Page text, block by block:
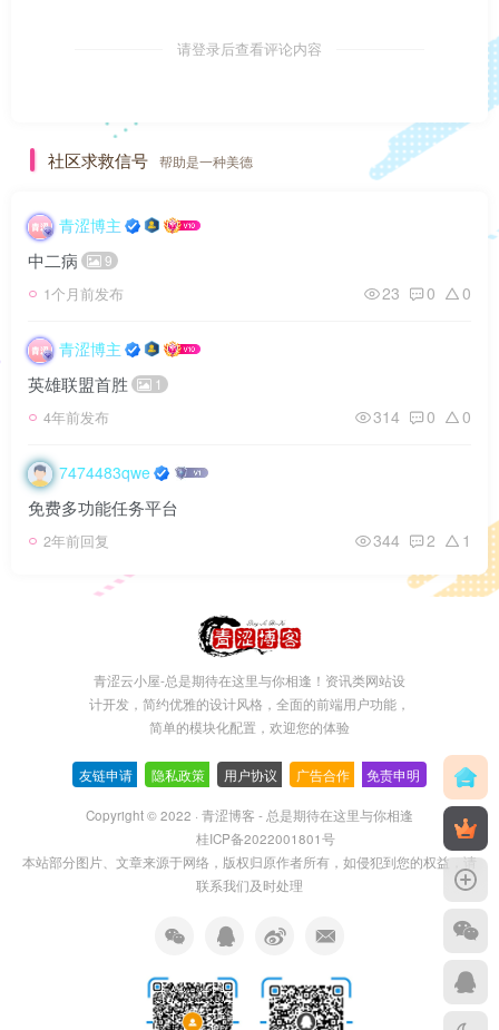
请登录后查看评论内容
社区求救信号 帮助是一种美德
青涩博主
中二病 9
1个月前发布 23 0 0
青涩博主
英雄联盟首胜 1
4年前发布 314 0 0
7474483qwe
免费多功能任务平台
2年前回复 344 2 1
青涩云小屋-总是期待在这里与你相逢！资讯类网站设
计开发，简约优雅的设计风格，全面的前端用户功能，
简单的模块化配置，欢迎您的体验
友链申请 隐私政策 用户协议 广告合作 免责申明
Copyright © 2022 · 青涩博客 - 总是期待在这里与你相逢
桂ICP备2022001801号
本站部分图片、文章来源于网络，版权归原作者所有，如侵犯到您的权益，请
联系我们及时处理